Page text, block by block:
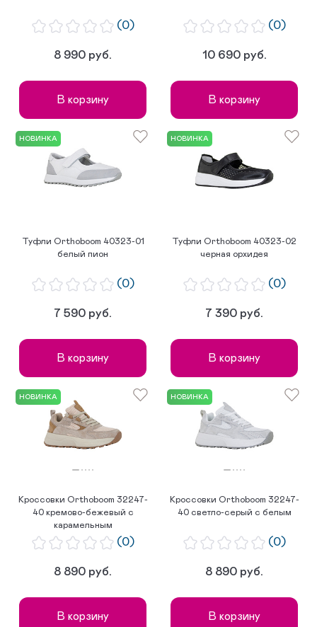
(0)
8 990 руб.
В корзину
(0)
10 690 руб.
В корзину
НОВИНКА
Туфли Orthoboom 40323-01
белый пион
(0)
7 590 руб.
В корзину
НОВИНКА
Туфли Orthoboom 40323-02
черная орхидея
(0)
7 390 руб.
В корзину
НОВИНКА
Кроссовки Orthoboom 32247-
40 кремово-бежевый с
карамельным
(0)
8 890 руб.
В корзину
НОВИНКА
Кроссовки Orthoboom 32247-
40 светло-серый с белым
(0)
8 890 руб.
В корзину